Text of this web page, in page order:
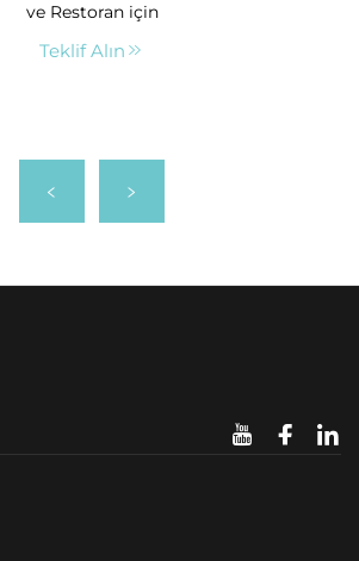
ve Restoran için
Teklif Alın